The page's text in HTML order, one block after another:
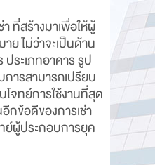
ที่สร้างมาเพื่อให้ผู้
ย ไม่ว่าจะเป็นด้าน
ระเภทอาคาร รูป
ารสามารถเปรียบ
โจทย์การใช้งานที่สุด
กข้อดีของการเช่า
ย์ผู้ประกอบการยุค